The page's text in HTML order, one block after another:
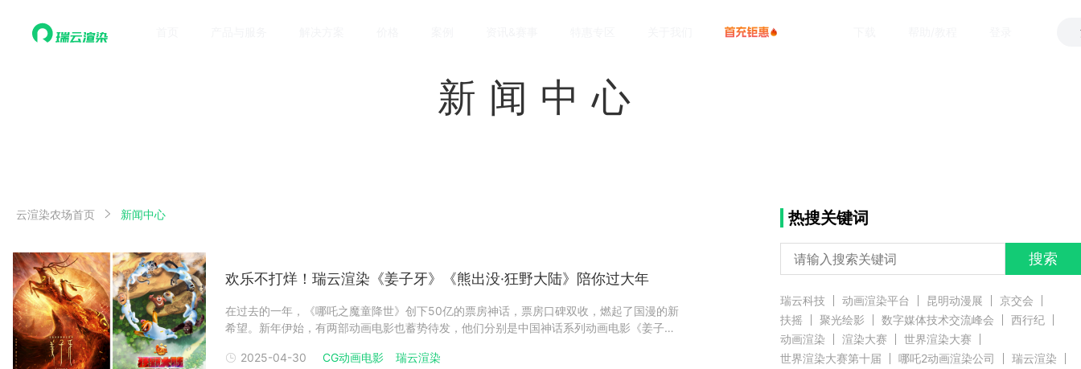
新闻中心
云渲染农场首页 新闻中心
欢乐不打烊！瑞云渲染《姜子牙》《熊出没·狂野大陆》陪你过大年
在过去的一年，《哪吒之魔童降世》创下50亿的票房神话，票房口碑双收，燃起了国漫的新
希望。新年伊始，有两部动画电影也蓄势待发，他们分别是中国神话系列动画电影《姜子
果斯彩条屋影业有限公司、成都可可豆动画影视有限公司、北京中传合道文化发展有限公司
2025-04-30 CG动画电影 瑞云渲染
热搜关键词
搜索
瑞云科技 动画渲染平台 昆明动漫展
京交会
扶摇
聚光绘影 数字媒体技术交流峰会
西行纪
动画渲染
渲染大赛
世界渲染大赛
世界渲染大赛第十届
哪吒2动画渲染公司
瑞云渲染